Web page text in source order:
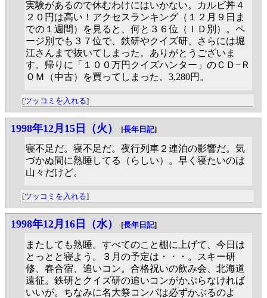
実験があるので休むわけにはいかない。カルビ丼４
２０円は高い！アクセスランキング（１２月９日ま
での１週間）を見ると、何と３６位（ＩＤ別）。ペ
ージ別でも３７位で、鉄研やクイズ研、さらには堀
江さんまで抜いてしまった。ありがとうございま
す。帰りに「１００万円クイズハンター」のＣＤ−Ｒ
ＯＭ（中古）を買ってしまった。3,280円。
[ツッコミを入れる]
1998年12月15日（火） [長年日記]
寝不足だ。寝不足だ。夜行列車２連泊の影響だ。気
づかぬ間に熟睡してる（らしい）。早く寝たいのは
山々だけど。
[ツッコミを入れる]
1998年12月16日（水） [長年日記]
またしても熟睡。すべてのこと棚に上げて、今日は
とっとと寝よう。３月の予定は・・・。スキー研
修、春合宿、追いコン。合格祝いの飲み会、北海道
遠征。鉄研とクイズ研の追いコンがかぶらなければ
いいが。ちなみに名大祭コンパは必ずかぶるのよ